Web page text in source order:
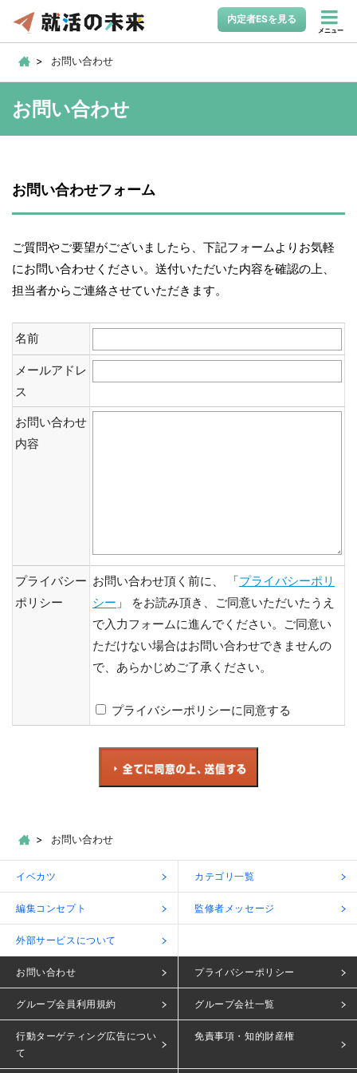
内定者ESを見る
メニュー
お問い合わせ
お問い合わせ
お問い合わせフォーム
ご質問やご要望がございましたら、下記フォームよりお気軽
にお問い合わせください。送付いただいた内容を確認の上、
担当者からご連絡させていただきます。
名前
メールアドレ
ス
お問い合わせ
内容
プライバシー
ポリシー
お問い合わせ頂く前に、 「プライバシーポリ
シー 」 をお読み頂き、ご同意いただいたうえ
で入力フォームに進んでください。ご同意い
ただけない場合はお問い合わせできませんの
で、あらかじめご了承ください。
プライバシーポリシーに同意する
お問い合わせ
イベカツ カテゴリ一覧
編集コンセプト 監修者メッセージ
外部サービスについて
お問い合わせ プライバシーポリシー
グループ会員利用規約 グループ会社一覧
行動ターゲティング広告につい
て
免責事項・知的財産権